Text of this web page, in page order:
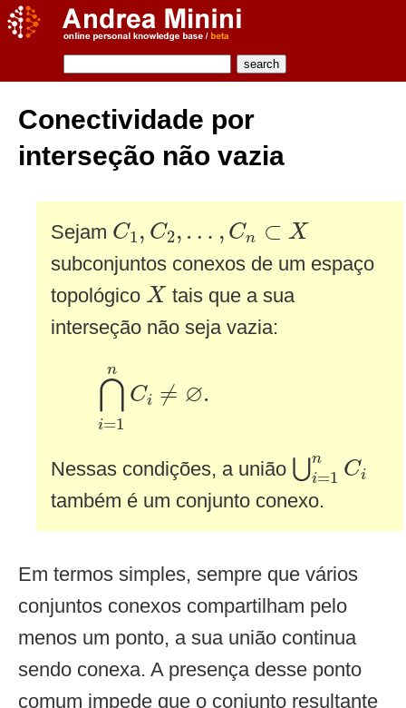
Conectividade por
interseção não vazia
Sejam C1, C2, … , Cn ⊂ X
C1 C2 Cn⊂ X
subconjuntos conexos de um espaço
topológico X
X tais que a sua
interseção não seja vazia:
n
⋂
i=1
Ci ≠ ∅.
⋂
Nessas condições, a união ⋃n
i=1 Ci
⋃i= nC
também é um conjunto conexo.
Em termos simples, sempre que vários
conjuntos conexos compartilham pelo
menos um ponto, a sua união continua
sendo conexa. A presença desse ponto
comum impede que o conjunto resultante